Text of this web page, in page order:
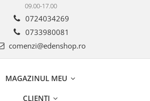
09.00-17.00
0724034269
0733980081
comenzi@edenshop.ro
MAGAZINUL MEU
CLIENTI